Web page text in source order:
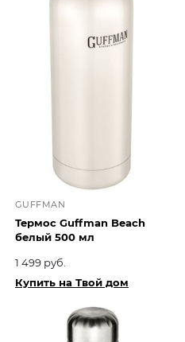
GUFFMAN
Термос Guffman Beach
белый 500 мл
1 499 руб.
Купить на Твой дом